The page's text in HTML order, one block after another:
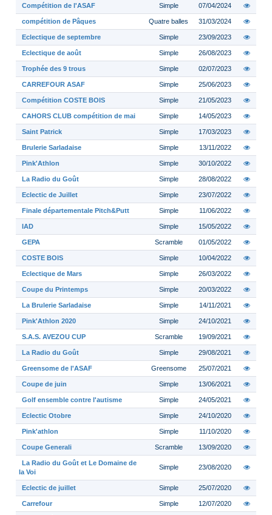
Compétition de l'ASAF Simple 07/04/2024
compétition de Pâques Quatre balles 31/03/2024
Eclectique de septembre Simple 23/09/2023
Eclectique de août Simple 26/08/2023
Trophée des 9 trous Simple 02/07/2023
CARREFOUR ASAF Simple 25/06/2023
Compétition COSTE BOIS Simple 21/05/2023
CAHORS CLUB compétition de mai Simple 14/05/2023
Saint Patrick Simple 17/03/2023
Brulerie Sarladaise Simple 13/11/2022
Pink'Athlon Simple 30/10/2022
La Radio du Goût Simple 28/08/2022
Eclectic de Juillet Simple 23/07/2022
Finale départementale Pitch&Putt Simple 11/06/2022
IAD Simple 15/05/2022
GEPA Scramble 01/05/2022
COSTE BOIS Simple 10/04/2022
Eclectique de Mars Simple 26/03/2022
Coupe du Printemps Simple 20/03/2022
La Brulerie Sarladaise Simple 14/11/2021
Pink'Athlon 2020 Simple 24/10/2021
S.A.S. AVEZOU CUP Scramble 19/09/2021
La Radio du Goût Simple 29/08/2021
Greensome de l'ASAF Greensome 25/07/2021
Coupe de juin Simple 13/06/2021
Golf ensemble contre l'autisme Simple 24/05/2021
Eclectic Otobre Simple 24/10/2020
Pink'athlon Simple 11/10/2020
Coupe Generali Scramble 13/09/2020
La Radio du Goût et Le Domaine de
la Voi
Simple 23/08/2020
Eclectic de juillet Simple 25/07/2020
Carrefour Simple 12/07/2020